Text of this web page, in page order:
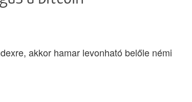
akkor hamar levonható belőle némi